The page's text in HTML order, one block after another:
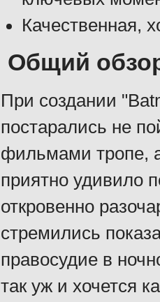
Качественная,
Общий
При создании
постарались не
фильмами тропе,
приятно удивило
откровенно
стремились
правосудие в
так уж и хочется